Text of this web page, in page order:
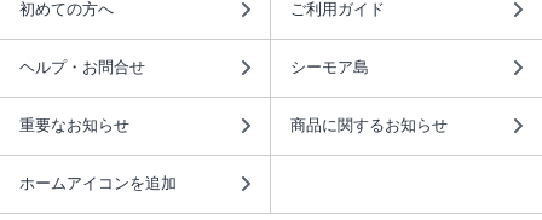
初めての方へ ご利用ガイド
ヘルプ・お問合せ シーモア島
重要なお知らせ 商品に関するお知らせ
ホームアイコンを追加